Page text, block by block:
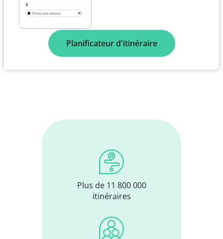
Planificateur d'itinéraire
Plus de 11 800 000
itinéraires